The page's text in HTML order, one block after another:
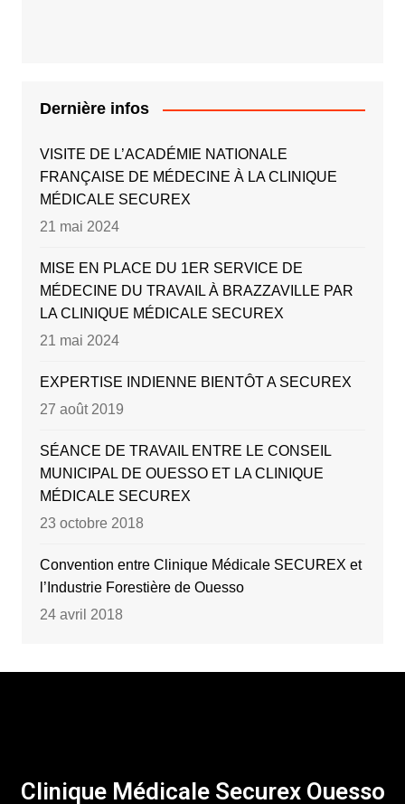
Dernière infos
VISITE DE L’ACADÉMIE NATIONALE
FRANÇAISE DE MÉDECINE À LA CLINIQUE
MÉDICALE SECUREX
21 mai 2024
MISE EN PLACE DU 1ER SERVICE DE
MÉDECINE DU TRAVAIL À BRAZZAVILLE PAR
LA CLINIQUE MÉDICALE SECUREX
21 mai 2024
EXPERTISE INDIENNE BIENTÔT A SECUREX
27 août 2019
SÉANCE DE TRAVAIL ENTRE LE CONSEIL
MUNICIPAL DE OUESSO ET LA CLINIQUE
MÉDICALE SECUREX
23 octobre 2018
Convention entre Clinique Médicale SECUREX et
l’Industrie Forestière de Ouesso
24 avril 2018
Clinique Médicale Securex Ouesso